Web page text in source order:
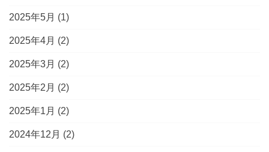
2025年5月 (1)
2025年4月 (2)
2025年3月 (2)
2025年2月 (2)
2025年1月 (2)
2024年12月 (2)